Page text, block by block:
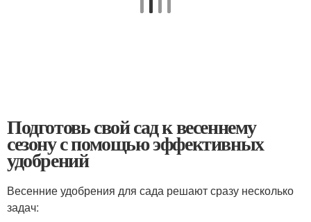
Подготовь свой сад к весеннему
сезону с помощью эффективных
удобрений
Весенние удобрения для сада решают сразу несколько
задач: